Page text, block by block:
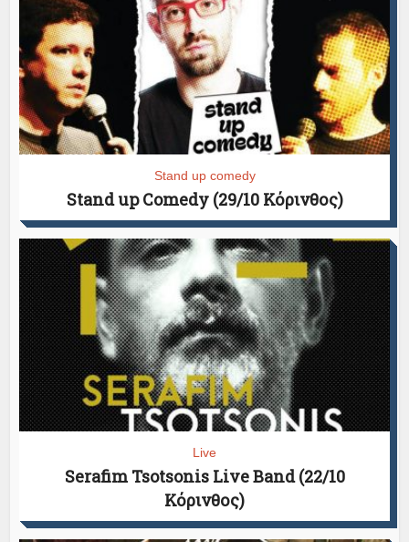
Stand up comedy
Stand up Comedy (29/10 Κόρινθος)
Live
Serafim Tsotsonis Live Band (22/10
Κόρινθος)